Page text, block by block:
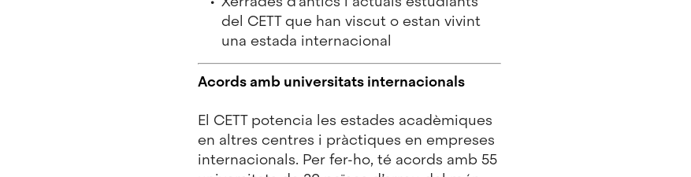
del CETT que han viscut o estan vivint
una estada internacional
Acords amb universitats internacionals
El CETT potencia les estades acadèmiques
en altres centres i pràctiques en empreses
internacionals. Per fer-ho, té acords amb 55